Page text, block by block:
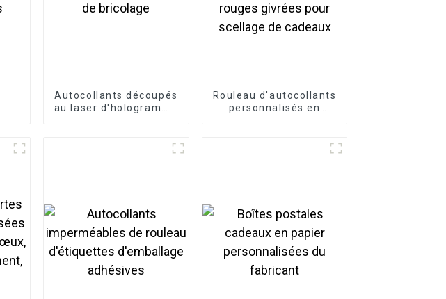
Autocollants découpés
au laser d'hologramme
Rouleau d'autocollants
personnalisés en